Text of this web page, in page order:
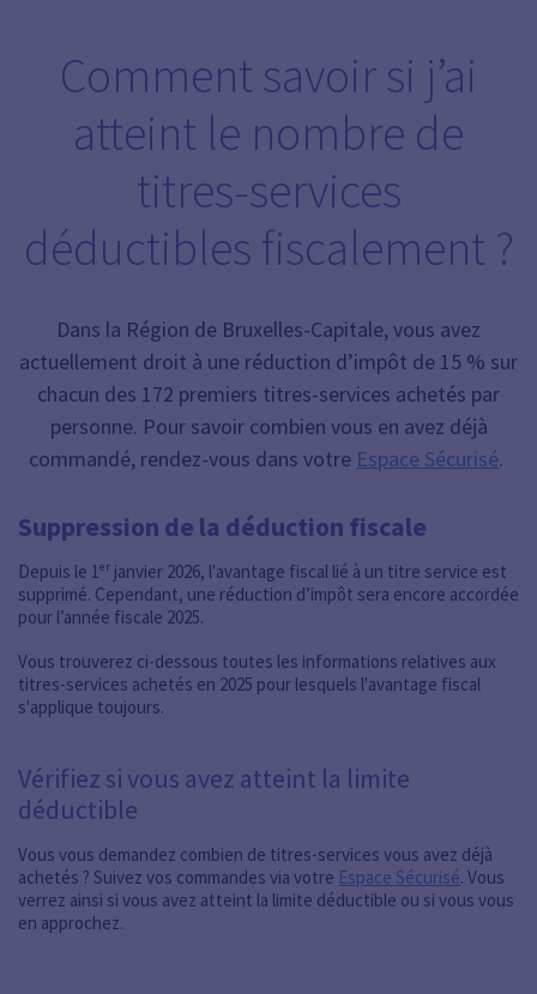
Comment savoir si j’ai
atteint le nombre de
titres-services
déductibles fiscalement ?
Dans la Région de Bruxelles-Capitale, vous avez
actuellement droit à une réduction d’impôt de 15 % sur
chacun des 172 premiers titres-services achetés par
personne. Pour savoir combien vous en avez déjà
commandé, rendez-vous dans votre Espace Sécurisé.
Suppression de la déduction fiscale
Depuis le 1ᵉʳ janvier 2026, l'avantage fiscal lié à un titre service est
supprimé. Cependant, une réduction d’impôt sera encore accordée
pour l’année fiscale 2025.
Vous trouverez ci-dessous toutes les informations relatives aux
titres-services achetés en 2025 pour lesquels l'avantage fiscal
s'applique toujours.
Vérifiez si vous avez atteint la limite
déductible
Vous vous demandez combien de titres-services vous avez déjà
achetés ? Suivez vos commandes via votre Espace Sécurisé. Vous
verrez ainsi si vous avez atteint la limite déductible ou si vous vous
en approchez.